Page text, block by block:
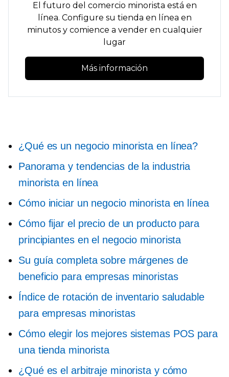
El futuro del comercio minorista está en
línea. Configure su tienda en línea en
minutos y comience a vender en cualquier
lugar
Más información
¿Qué es un negocio minorista en línea?
Panorama y tendencias de la industria
minorista en línea
Cómo iniciar un negocio minorista en línea
Cómo fijar el precio de un producto para
principiantes en el negocio minorista
Su guía completa sobre márgenes de
beneficio para empresas minoristas
Índice de rotación de inventario saludable
para empresas minoristas
Cómo elegir los mejores sistemas POS para
una tienda minorista
¿Qué es el arbitraje minorista y cómo